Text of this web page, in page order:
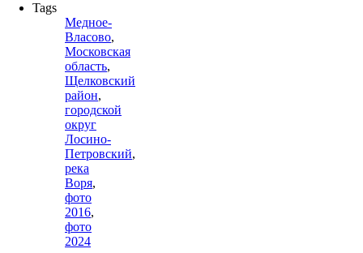
Tags
Медное-
Власово,
Московская
область,
Щелковский
район,
городской
округ
Лосино-
Петровский,
река
Воря,
фото
2016,
фото
2024